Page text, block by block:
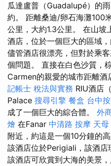
瓜達盧普（Guadalupé）的
約。 距離桑迪/卵石海灘100
公里，大約1.3公里。 在山坡
酒店，位於一個巨大的區域
儘管酒店很漂亮，但對於乘
個問題。 直接在白色沙質，
Carmen的親愛的城市距離
記帳士 稅法與實務 RIU酒店
Palace 搜尋引擎 餐盒 台中
成了一個巨大的綜合體。 外
燴 在Fanar 中清路 按摩 天
附近，約這是一個10分鐘的
該酒店位於Perigiali，該酒店
該酒店可欣賞到大海的美景